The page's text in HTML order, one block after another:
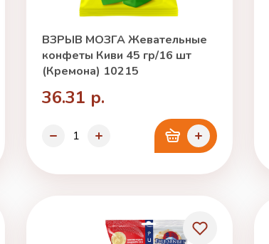
ВЗРЫВ МОЗГА Жевательные
конфеты Киви 45 гр/16 шт
(Кремона) 10215
36.31 р.